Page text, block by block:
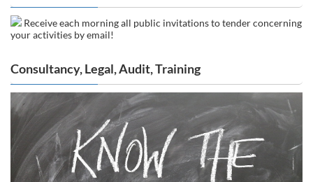
Receive each morning all public invitations to tender concerning
your activities by email!
Consultancy, Legal, Audit, Training